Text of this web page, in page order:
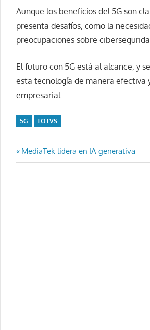
Aunque los beneficios del 5G son
presenta desafíos, como la
preocupaciones sobre
El futuro con 5G está al alcance, y
esta tecnología de manera efectiva
empresarial.
5G TOTVS
Navegación
Entrada
anterior:
MediaTek lidera en IA generativa